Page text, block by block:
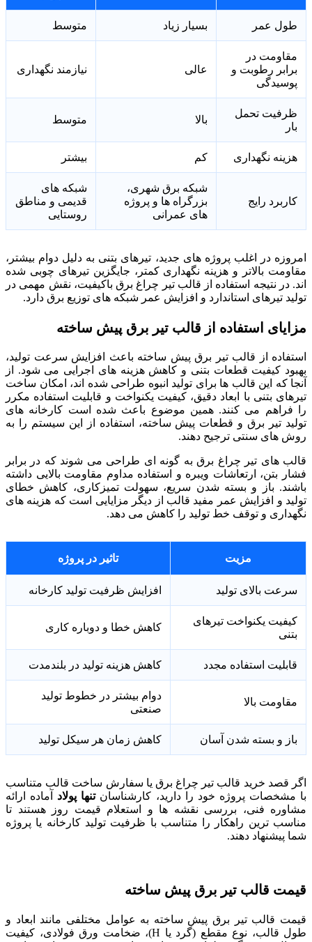
طول عمر بسیار زیاد متوسط
مقاومت در
برابر رطوبت و
پوسیدگی
عالی نیازمند نگهداری
ظرفیت تحمل
بار
بالا متوسط
هزینه نگهداری کم بیشتر
کاربرد رایج
شبکه برق شهری،
بزرگراه ها و پروژه
های عمرانی
شبکه های
قدیمی و مناطق
روستایی
امروزه در اغلب پروژه های جدید، تیرهای بتنی به دلیل دوام بیشتر،
مقاومت بالاتر و هزینه نگهداری کمتر، جایگزین تیرهای چوبی شده
اند. در نتیجه استفاده از قالب تیر چراغ برق باکیفیت، نقش مهمی در
تولید تیرهای استاندارد و افزایش عمر شبکه های توزیع برق دارد.
مزایای استفاده از قالب تیر برق پیش ساخته
استفاده از قالب تیر برق پیش ساخته باعث افزایش سرعت تولید،
بهبود کیفیت قطعات بتنی و کاهش هزینه های اجرایی می شود. از
آنجا که این قالب ها برای تولید انبوه طراحی شده اند، امکان ساخت
تیرهای بتنی با ابعاد دقیق، کیفیت یکنواخت و قابلیت استفاده مکرر
را فراهم می کنند. همین موضوع باعث شده است کارخانه های
تولید تیر برق و قطعات پیش ساخته، استفاده از این سیستم را به
روش های سنتی ترجیح دهند.
قالب های تیر چراغ برق به گونه ای طراحی می شوند که در برابر
فشار بتن، ارتعاشات ویبره و استفاده مداوم مقاومت بالایی داشته
باشند. باز و بسته شدن سریع، سهولت تمیزکاری، کاهش خطای
تولید و افزایش عمر مفید قالب از دیگر مزایایی است که هزینه های
نگهداری و توقف خط تولید را کاهش می دهد.
مزیت تاثیر در پروژه
سرعت بالای تولید افزایش ظرفیت تولید کارخانه
کیفیت یکنواخت تیرهای
بتنی
کاهش خطا و دوباره کاری
قابلیت استفاده مجدد کاهش هزینه تولید در بلندمدت
مقاومت بالا
دوام بیشتر در خطوط تولید
صنعتی
باز و بسته شدن آسان کاهش زمان هر سیکل تولید
اگر قصد خرید قالب تیر چراغ برق یا سفارش ساخت قالب متناسب
با مشخصات پروژه خود را دارید، کارشناسانتنها پولاد آماده ارائه
مشاوره فنی، بررسی نقشه ها و استعلام قیمت روز هستند تا
مناسب ترین راهکار را متناسب با ظرفیت تولید کارخانه یا پروژه
شما پیشنهاد دهند.
قیمت قالب تیر برق پیش ساخته
قیمت قالب تیر برق پیش ساخته به عوامل مختلفی مانند ابعاد و
طول قالب، نوع مقطع (گرد یا H)، ضخامت ورق فولادی، کیفیت